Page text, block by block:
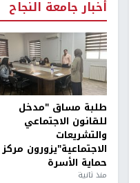
أخبار جامعة النجاح
طلبة مساق "مدخل
للقانون الاجتماعي
والتشريعات
الاجتماعية"يزورون مركز
حماية الأسرة
منذ ثانية